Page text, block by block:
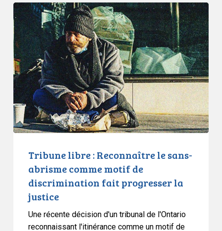
des
contrôles
de
rue
Tribune
libre
:
Reconnaître
le
sans-
abrisme
comme
motif
de
justice
Tribune libre : Reconnaître le sans-
abrisme comme motif de
discrimination fait progresser la
justice
Une récente décision d'un tribunal de l'Ontario
reconnaissant l'itinérance comme un motif de